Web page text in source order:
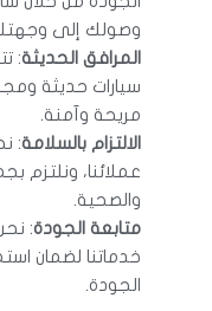
وصولك إلى
المرافق الحديثة:
سيارات حديثة
مريحة وآمنة.
الالتزام بالسلامة:
عملائنا، ونلتزم
والصحية.
متابعة الجودة:
خدماتنا لضمان
الجودة.